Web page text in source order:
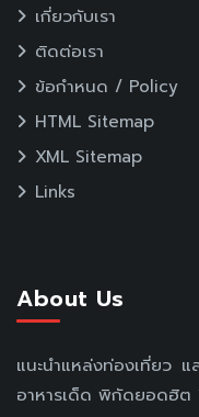
เกี่ยวกับเรา
ติดต่อเรา
ข้อกำหนด / Policy
HTML Sitemap
XML Sitemap
Links
About Us
แนะนำแหล่งท่องเที่ยว
อาหารเด็ด พิกัดยอดฮิต